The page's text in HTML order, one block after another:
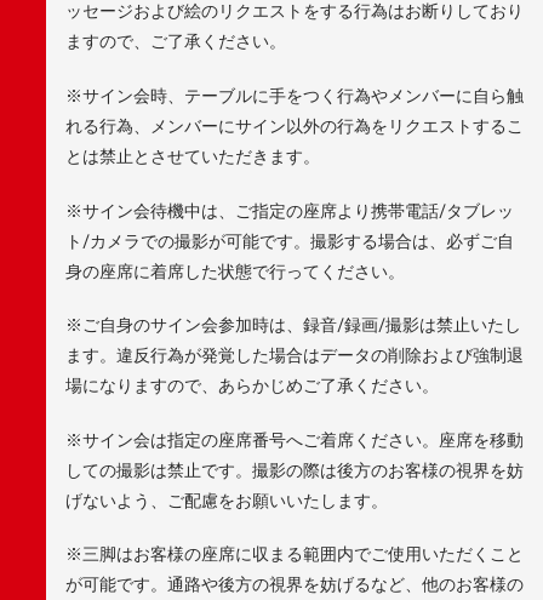
ッセージおよび絵のリクエストをする行為はお断りしており
ますので、ご了承ください。
※サイン会時、テーブルに手をつく行為やメンバーに自ら触
れる行為、メンバーにサイン以外の行為をリクエストするこ
とは禁止とさせていただきます。
※サイン会待機中は、ご指定の座席より携帯電話/タブレッ
ト/カメラでの撮影が可能です。撮影する場合は、必ずご自
身の座席に着席した状態で行ってください。
※ご自身のサイン会参加時は、録音/録画/撮影は禁止いたし
ます。違反行為が発覚した場合はデータの削除および強制退
場になりますので、あらかじめご了承ください。
※サイン会は指定の座席番号へご着席ください。座席を移動
しての撮影は禁止です。撮影の際は後方のお客様の視界を妨
げないよう、ご配慮をお願いいたします。
※三脚はお客様の座席に収まる範囲内でご使用いただくこと
が可能です。通路や後方の視界を妨げるなど、他のお客様の